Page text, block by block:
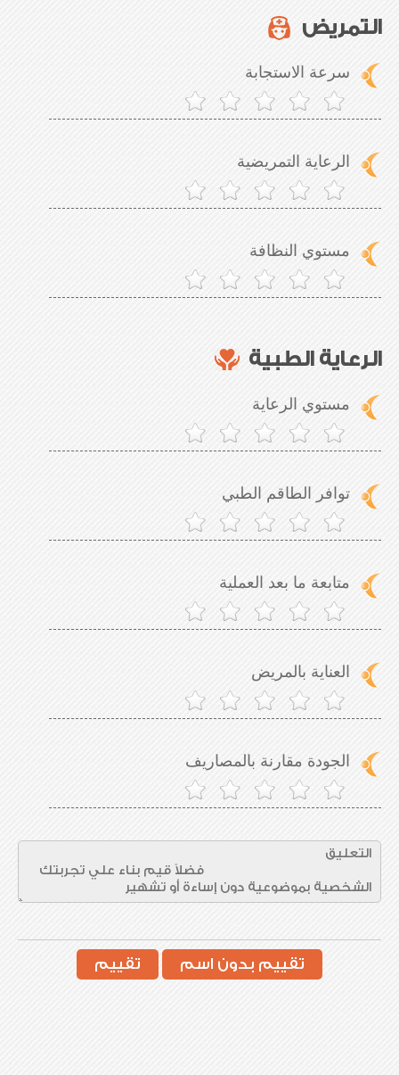
التمريض
سرعة الاستجابة
الرعاية التمريضية
مستوي النظافة
الرعاية الطبية
مستوي الرعاية
توافر الطاقم الطبي
متابعة ما بعد العملية
العناية بالمريض
الجودة مقارنة بالمصاريف
تقييم بدون اسم تقييم